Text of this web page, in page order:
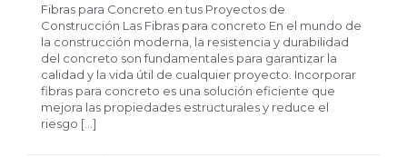
Fibras para Concreto en tus Proyectos de
Construcción Las Fibras para concreto En el mundo de
la construcción moderna, la resistencia y durabilidad
del concreto son fundamentales para garantizar la
calidad y la vida útil de cualquier proyecto. Incorporar
fibras para concreto es una solución eficiente que
mejora las propiedades estructurales y reduce el
riesgo […]